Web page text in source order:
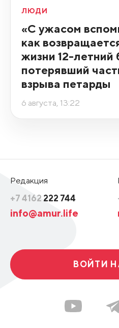
ЛЮДИ
«С ужасом
как
жизни 12-летний
потерявший
взрыва петарды
6 августа, 13:22
Редакция
+7 4162 222 744
info@amur.life
ВОЙТИ